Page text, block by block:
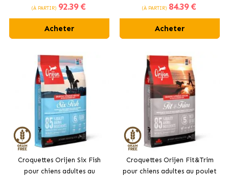
saumon
(À PARTIR) 92.39 €
Acheter
(À PARTIR) 84.39 €
Acheter
Croquettes Orijen Six Fish
pour chiens adultes au
Croquettes Orijen Fit&Trim
pour chiens adultes au poulet